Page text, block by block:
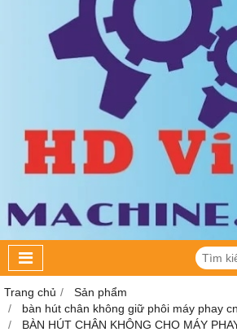
Trang chủ
Sản phẩm
bàn hút chân không giữ phôi máy phay
BÀN HÚT CHÂN KHÔNG CHO MÁY